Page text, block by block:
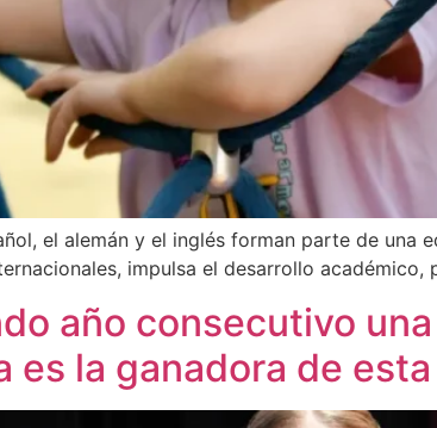
el alemán y el inglés forman parte de una
impulsa el desarrollo académico,
año consecutivo
es la ganadora de